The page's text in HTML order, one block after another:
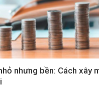
nhưng bền: Cách xây